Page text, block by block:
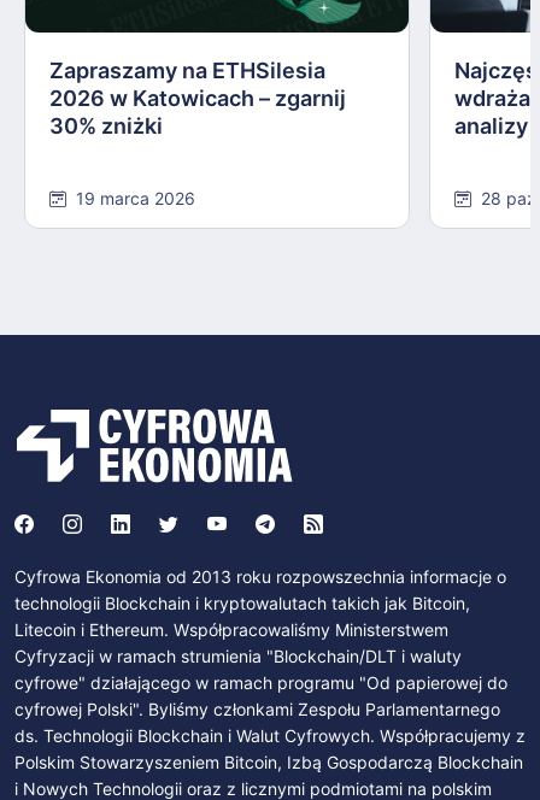
Zapraszamy na ETHSilesia
2026 w Katowicach – zgarnij
30% zniżki
19 marca 2026
analizy
28
Cyfrowa Ekonomia od 2013 roku rozpowszechnia informacje o
technologii Blockchain i kryptowalutach takich jak Bitcoin,
Litecoin i Ethereum. Współpracowaliśmy Ministerstwem
Cyfryzacji w ramach strumienia "Blockchain/DLT i waluty
cyfrowe" działającego w ramach programu "Od papierowej do
cyfrowej Polski". Byliśmy członkami Zespołu Parlamentarnego
ds. Technologii Blockchain i Walut Cyfrowych. Współpracujemy z
Polskim Stowarzyszeniem Bitcoin, Izbą Gospodarczą Blockchain
i Nowych Technologii oraz z licznymi podmiotami na polskim